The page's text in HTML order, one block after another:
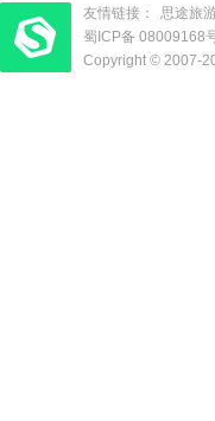
友情链接： 思途旅
梦旅程酒店管理系
蜀ICP备 08009168
Copyright © 2007-